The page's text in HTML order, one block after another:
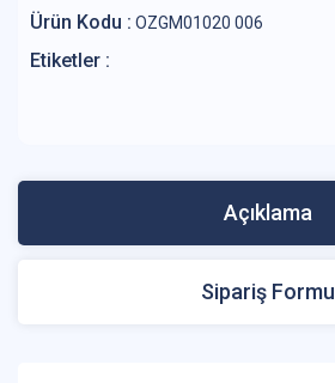
Ürün Kodu : OZGM01020 006
Etiketler :
Açıklama
Sipariş Formu